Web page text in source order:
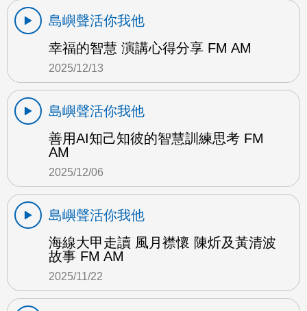
島嶼聲活你我他
幸福的智慧 演講心得分享 FM AM
2025/12/13
島嶼聲活你我他
善用AI知己知彼的智慧訓練思考 FM
AM
2025/12/06
島嶼聲活你我他
海線大甲走讀 風月襟懷 陳炘及黃清波
故事 FM AM
2025/11/22